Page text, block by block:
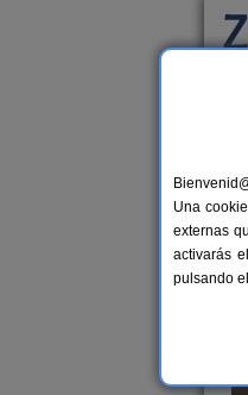
36 €
Una
externas
activarás
pulsando